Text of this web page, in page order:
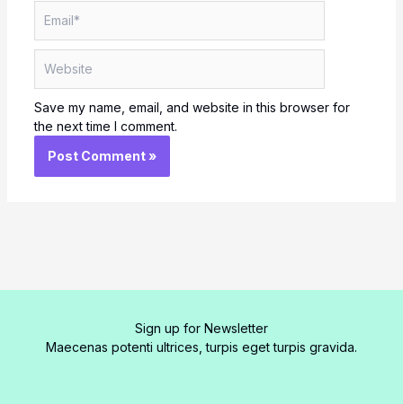
Save my name, email, and website in this browser for
the next time I comment.
Sign up for Newsletter
Maecenas potenti ultrices, turpis eget turpis gravida.